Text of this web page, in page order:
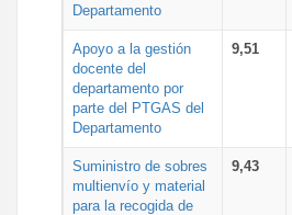
Departamento
Apoyo a la gestión
docente del
departamento por
parte del PTGAS del
Departamento
9,51
Suministro de sobres
multienvío y material
para la recogida de
9,43